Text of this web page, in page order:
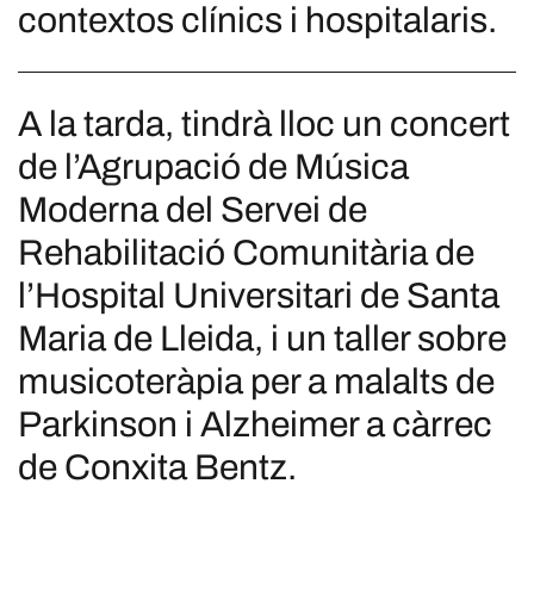
contextos clínics i hospitalaris.
A la tarda, tindrà lloc un concert
de l’Agrupació de Música
Moderna del Servei de
Rehabilitació Comunitària de
l’Hospital Universitari de Santa
Maria de Lleida, i un taller sobre
musicoteràpia per a malalts de
Parkinson i Alzheimer a càrrec
de Conxita Bentz.